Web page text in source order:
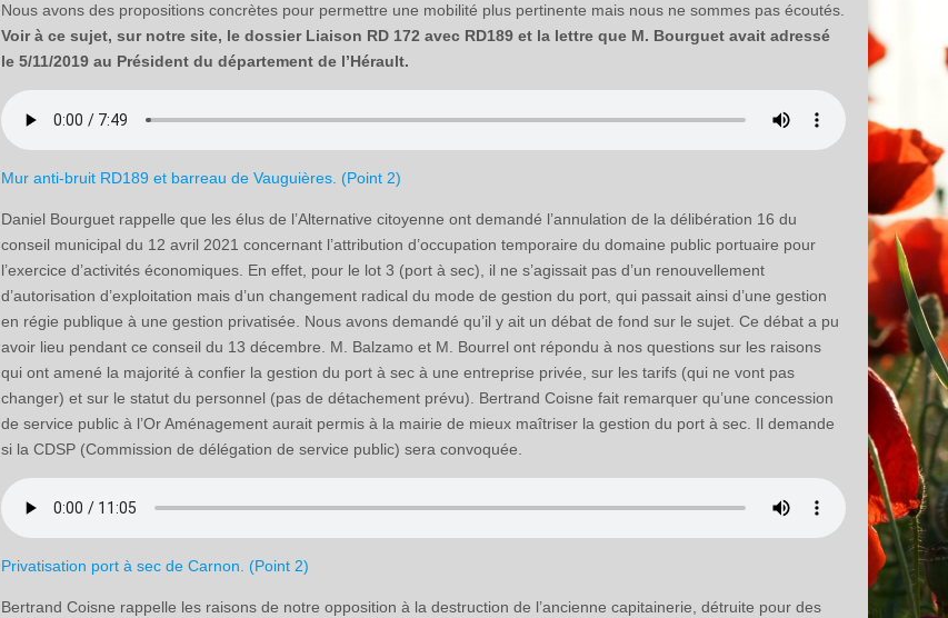
Nous avons des propositions concrètes pour permettre une mobilité plus pertinente mais nous ne sommes pas écoutés.
Voir à ce sujet, sur notre site, le dossier Liaison RD 172 avec RD189 et la lettre que M. Bourguet avait adressé
le 5/11/2019 au Président du département de l’Hérault.
Mur anti-bruit RD189 et barreau de Vauguières. (Point 2)
Daniel Bourguet rappelle que les élus de l’Alternative citoyenne ont demandé l’annulation de la délibération 16 du
conseil municipal du 12 avril 2021 concernant l’attribution d’occupation temporaire du domaine public portuaire pour
l’exercice d’activités économiques. En effet, pour le lot 3 (port à sec), il ne s’agissait pas d’un renouvellement
d’autorisation d’exploitation mais d’un changement radical du mode de gestion du port, qui passait ainsi d’une gestion
en régie publique à une gestion privatisée. Nous avons demandé qu’il y ait un débat de fond sur le sujet. Ce débat a pu
avoir lieu pendant ce conseil du 13 décembre. M. Balzamo et M. Bourrel ont répondu à nos questions sur les raisons
qui ont amené la majorité à confier la gestion du port à sec à une entreprise privée, sur les tarifs (qui ne vont pas
changer) et sur le statut du personnel (pas de détachement prévu). Bertrand Coisne fait remarquer qu’une concession
de service public à l’Or Aménagement aurait permis à la mairie de mieux maîtriser la gestion du port à sec. Il demande
si la CDSP (Commission de délégation de service public) sera convoquée.
Privatisation port à sec de Carnon. (Point 2)
Bertrand Coisne rappelle les raisons de notre opposition à la destruction de l’ancienne capitainerie, détruite pour des